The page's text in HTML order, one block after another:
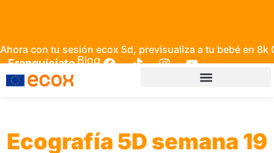
Ahora con tu sesión ecox 5d, previsualiza a tu bebé en 8k
FranquíciateBlog
Ecografía 5D semana 19